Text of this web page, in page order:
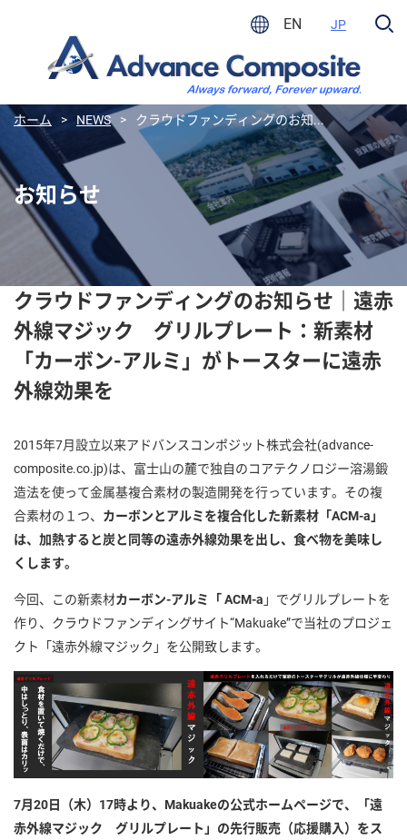
EN JP
ホーム > NEWS > クラウドファンディングのお知...
お知らせ
クラウドファンディングのお知らせ｜遠赤
外線マジック グリルプレート：新素材
「カーボン-アルミ」がトースターに遠赤
外線効果を
2015年7月設立以来アドバンスコンポジット株式会社(advance-
composite.co.jp)は、富士山の麓で独自のコアテクノロジー溶湯鍛
造法を使って金属基複合素材の製造開発を行っています。その複
合素材の１つ、 カーボンとアルミを複合化した新素材「ACM-a」
は、加熱すると炭と同等の遠赤外線効果を出し、食べ物を美味し
くします。
今回、この新素材カーボン-アルミ「 ACM-a 」でグリルプレートを
作り、クラウドファンディングサイト“Makuake”で当社のプロジェ
クト「遠赤外線マジック」を公開致します。
7月20日（木）17時より、Makuakeの公式ホームページで、「遠
赤外線マジック グリルプレート」の先行販売（応援購入）をス